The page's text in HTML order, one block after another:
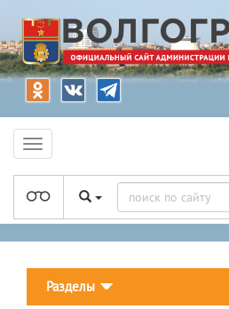
Разделы